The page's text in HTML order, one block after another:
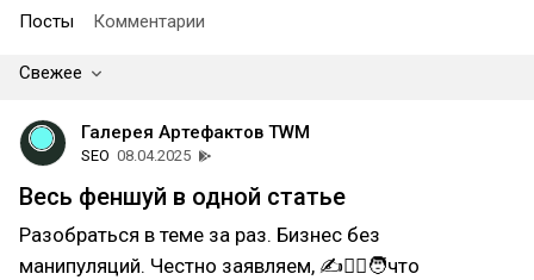
Посты Комментарии
Свежее
Галерея Артефактов TWM
SEO 08.04.2025
Весь феншуй в одной статье
Разобраться в теме за раз. Бизнес без
манипуляций. Честно заявляем, ✍👱‍♀🧑что